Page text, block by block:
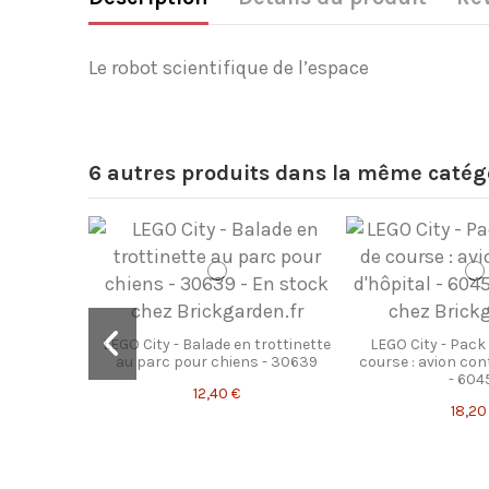
Le robot scientifique de l’espace
6 autres produits dans la même
LEGO City - Balade en trottinette
au parc pour chiens - 30639
12,40 €
LEGO City -
course : avion
-